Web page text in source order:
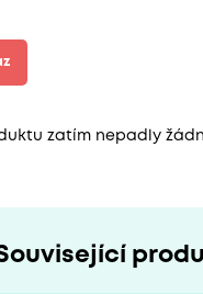
zatím nepadly